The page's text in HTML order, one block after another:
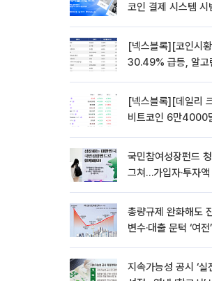
코인 결제 시스템 시
[넥스블록][코인시
30.49% 급등, 알고
[넥스블록][데일리
비트코인 6만4000
국민참여성장펀드
그쳐…가입자·투자
총량규제 완화해도
변수·대출 문턱 ‘여전’
지속가능성 공시 ‘실